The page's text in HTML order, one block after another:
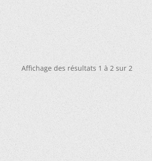
Affichage des résultats 1 à 2 sur 2